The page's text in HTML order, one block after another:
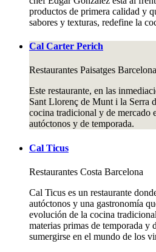
productos de primera calidad y
sabores y texturas, redefine la
Cal Carter Perich
Restaurantes Paisatges Barcelona
Este restaurante, en las
Sant Llorenç de Munt i la Serra
cocina tradicional y de mercado
autóctonos y de temporada.
Cal Ticus
Restaurantes Costa Barcelona
Cal Ticus es un restaurante
autóctonos y una gastronomía
evolución de la cocina
materias primas de temporada y
sumergirse en el mundo de los